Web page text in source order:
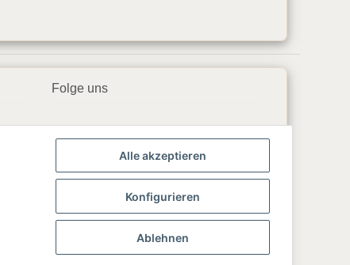
Folge uns
▶️ YouTube
📘 Facebook
📸 Instagram
🎵 TikTok
Alle akzeptieren
Konfigurieren
Ablehnen